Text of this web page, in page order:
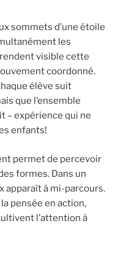
sommets d’une étoile
les
visible cette
coordonné.
élève suit
que l’ensemble
– expérience qui ne
enfants!
permet de percevoir
formes. Dans un
apparaît à mi-parcours.
pensée en action,
l’attention à